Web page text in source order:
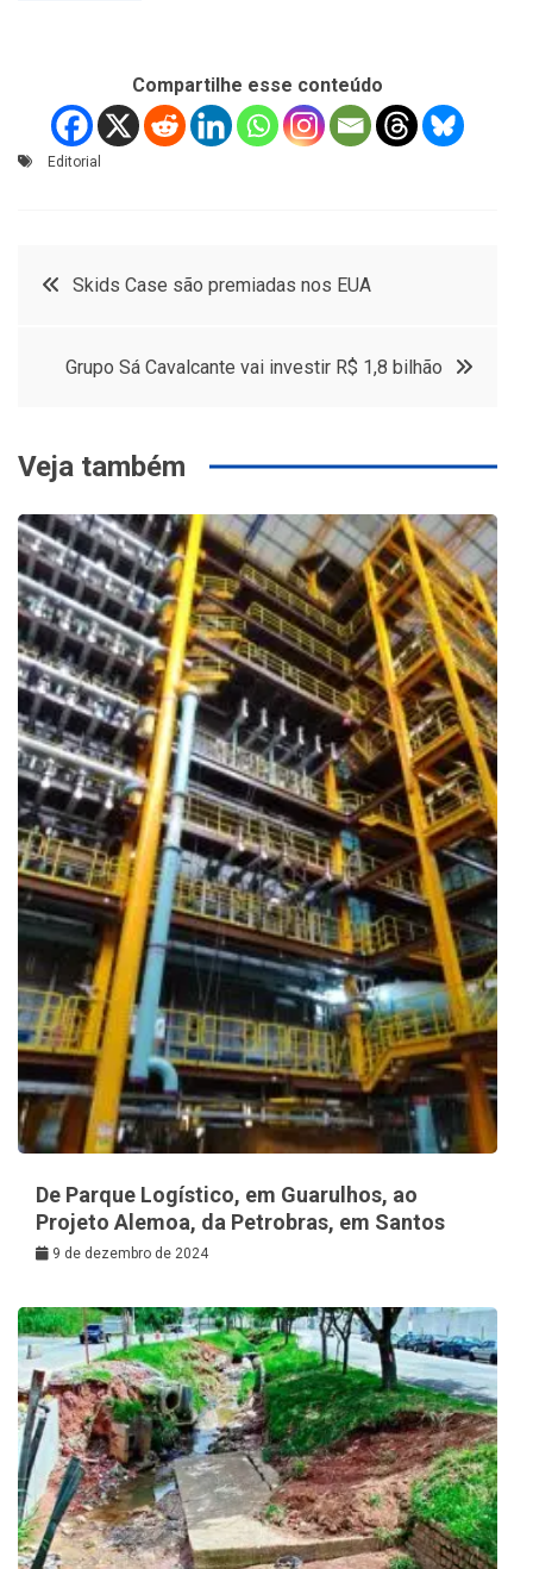
Compartilhe esse conteúdo
Editorial
Navegação
Skids Case são premiadas nos EUA
Grupo Sá Cavalcante vai investir R$ 1,8 bilhão
Veja também
De Parque Logístico, em Guarulhos, ao
Projeto Alemoa, da Petrobras, em Santos
9 de dezembro de 2024